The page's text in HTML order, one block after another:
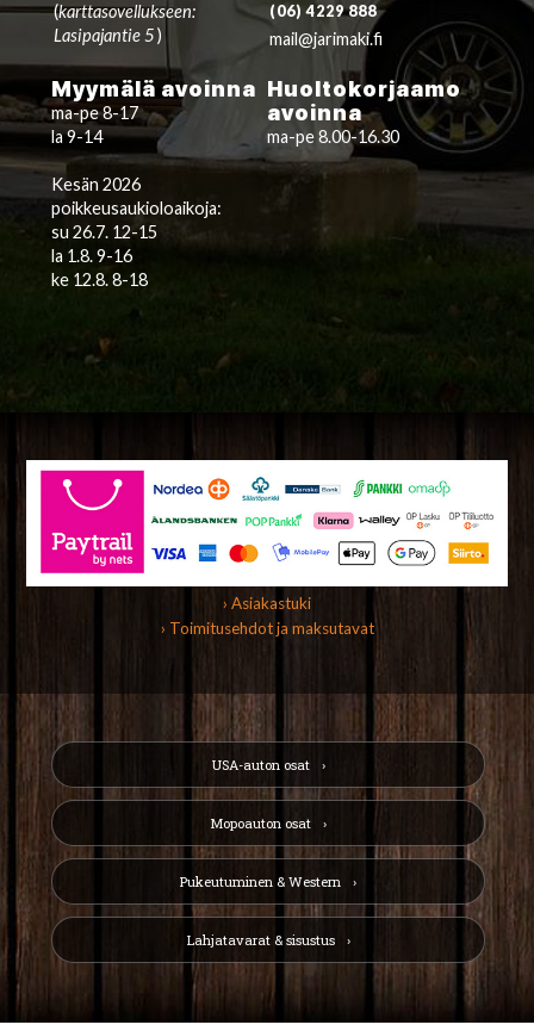
(karttasovellukseen:
Lasipajantie 5)
(06) 4229 888
mail@jarimaki.fi
Myymälä avoinna
ma-pe 8-17
la 9-14
Kesän 2026
poikkeusaukioloaikoja:
su 26.7. 12-15
la 1.8. 9-16
ke 12.8. 8-18
Huoltokorjaamo
avoinna
ma-pe 8.00-16.30
› Asiakastuki
› Toimitusehdot ja maksutavat
USA-auton osat
Mopoauton osat
Pukeutuminen & Western
Lahjatavarat & sisustus